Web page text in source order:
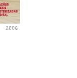
2006